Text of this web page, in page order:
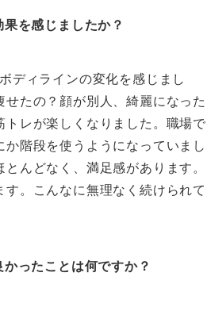
を感じましたか？
ディラインの変化を感じまし
たの？顔が別人、綺麗になった
レが楽しくなりました。職場で
階段を使うようになっていまし
んどなく、満足感があります。
。こんなに無理なく続けられて
ったことは何ですか？